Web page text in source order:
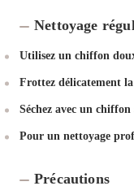
Nettoyage
Utilisez un chiffon
Frottez délicatement
Séchez avec un chiffon
Pour un nettoyage
Précautions